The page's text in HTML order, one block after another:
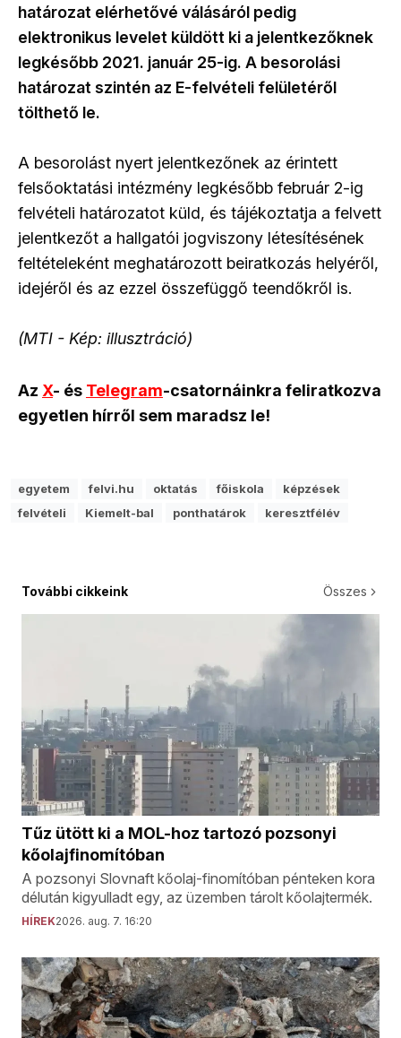
határozat elérhetővé válásáról pedig
elektronikus levelet küldött ki a jelentkezőknek
legkésőbb 2021. január 25-ig. A besorolási
határozat szintén az E-felvételi felületéről
tölthető le.
A besorolást nyert jelentkezőnek az érintett
felsőoktatási intézmény legkésőbb február 2-ig
felvételi határozatot küld, és tájékoztatja a felvett
jelentkezőt a hallgatói jogviszony létesítésének
feltételeként meghatározott beiratkozás helyéről,
idejéről és az ezzel összefüggő teendőkről is.
(MTI - Kép: illusztráció)
Az X- és Telegram-csatornáinkra feliratkozva
egyetlen hírről sem maradsz le!
egyetem felvi.hu oktatás főiskola
képzések
felvételi
Kiemelt-bal ponthatárok keresztfélév
További cikkeink Összes
Tűz ütött ki a MOL-hoz tartozó pozsonyi
kőolajfinomítóban
A pozsonyi Slovnaft kőolaj-finomítóban pénteken kora
délután kigyulladt egy, az üzemben tárolt kőolajtermék.
HÍREK2026. aug. 7. 16:20